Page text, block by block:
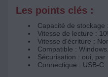
Les points clés :
Capacité de stockage
Vitesse de lecture :
Vitesse d'écriture :
Compatible :
Sécurisation : oui, par
Connectique : USB-C